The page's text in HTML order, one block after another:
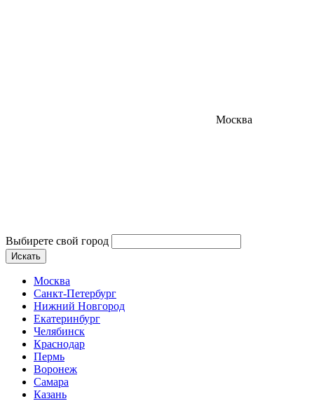
Москва
Выбирете свой город
Искать
Москва
Санкт-Петербург
Нижний Новгород
Екатеринбург
Челябинск
Краснодар
Пермь
Воронеж
Самара
Казань